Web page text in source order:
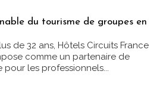
du tourisme de groupes en
de 32 ans, Hôtels Circuits France
comme un partenaire de
pour les professionnels...